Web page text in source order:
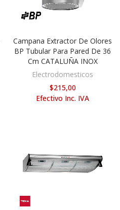
AÑADIR AL CARRITO
Campana Extractor De Olores
BP Tubular Para Pared De 36
Cm CATALUÑA INOX
Electrodomesticos
$215,00
Efectivo Inc. IVA